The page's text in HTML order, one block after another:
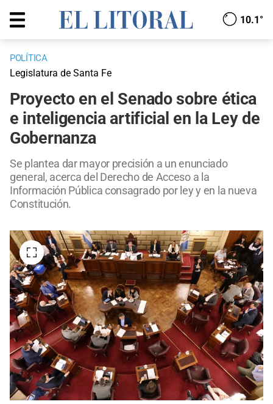
10.1°
POLÍTICA
Legislatura de Santa Fe
Proyecto en el Senado sobre ética
e inteligencia artificial en la Ley de
Gobernanza
Se plantea dar mayor precisión a un enunciado
general, acerca del Derecho de Acceso a la
Información Pública consagrado por ley y en la nueva
Constitución.